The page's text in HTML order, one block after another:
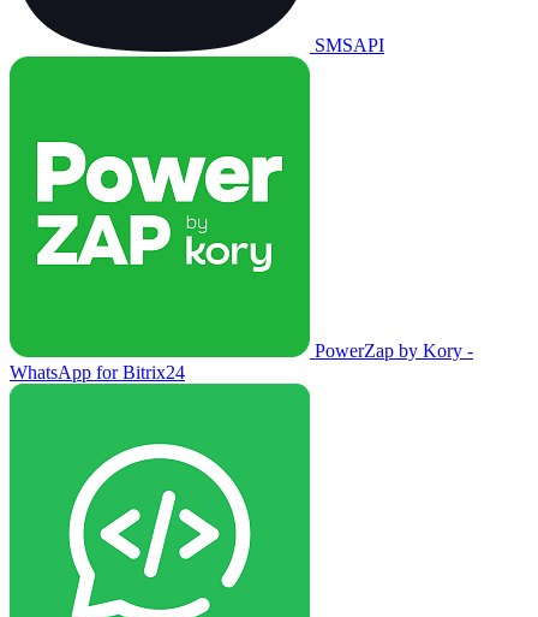
SMSAPI
PowerZap by Kory -
WhatsApp for Bitrix24